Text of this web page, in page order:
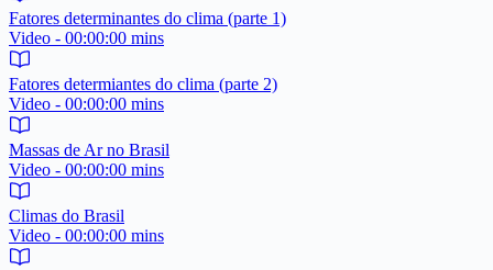
Fatores determinantes do clima (parte 1)
Video - 00:00:00 mins
Fatores determiantes do clima (parte 2)
Video - 00:00:00 mins
Massas de Ar no Brasil
Video - 00:00:00 mins
Climas do Brasil
Video - 00:00:00 mins